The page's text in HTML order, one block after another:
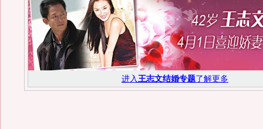
进入 王志文结婚专题了解更多